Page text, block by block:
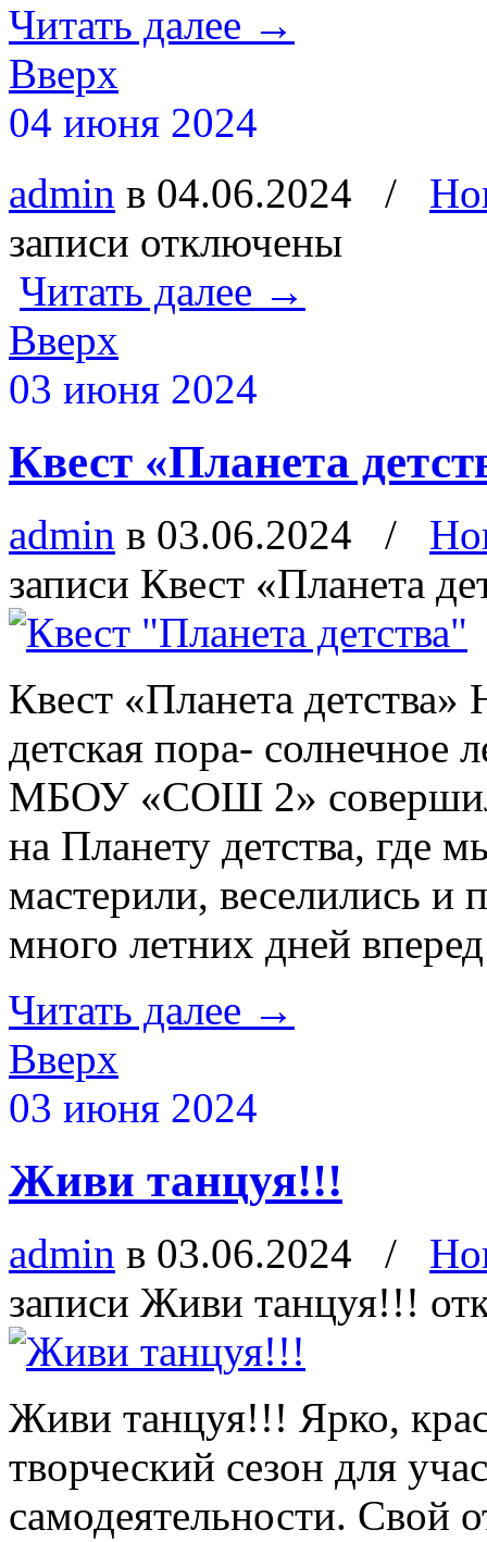
Читать далее →
Вверх
04 июня 2024
admin в 04.06.2024 /
записи отключены
Читать далее →
Вверх
03 июня 2024
Квест «Планета
admin в 03.06.2024 /
записи Квест «Планета
Квест «Планета
детская пора- солнечное
МБОУ «СОШ 2»
на Планету детства, где
мастерили, веселились и
много летних дней
Читать далее →
Вверх
03 июня 2024
Живи танцуя!!!
admin в 03.06.2024 /
записи Живи танцуя!!!
Живи танцуя!!! Ярко,
творческий сезон для
самодеятельности. Свой